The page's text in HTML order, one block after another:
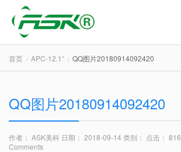
首页 APC-12.1“ QQ图片20180914092420
QQ图片20180914092420
作者： ASK美科 日期： 2018-09-14 类别： 点击： 816
Comments